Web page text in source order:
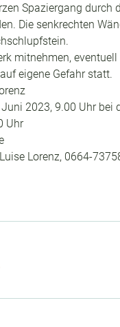
Spaziergang
Die senkrechten
mitnehmen,
eigene Gefahr statt.
2023, 9.00 Uhr bei
Uhr
Lorenz, 0664-